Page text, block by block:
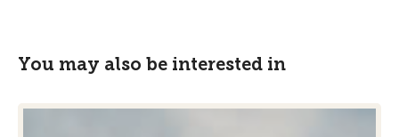
You may also be interested in